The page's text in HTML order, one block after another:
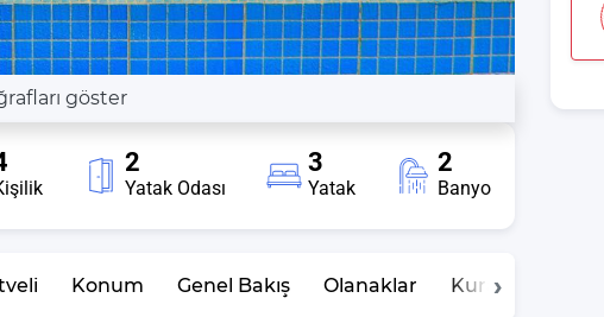
göster
2
Yatak Odası
3
Yatak
2
Banyo
Konum Genel Bakış Olanaklar Kurallar